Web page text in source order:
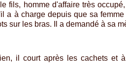
fils, homme d'affaire très
a à charge depuis que sa
sur les bras. Il a demandé à sa
il court après les cachets et